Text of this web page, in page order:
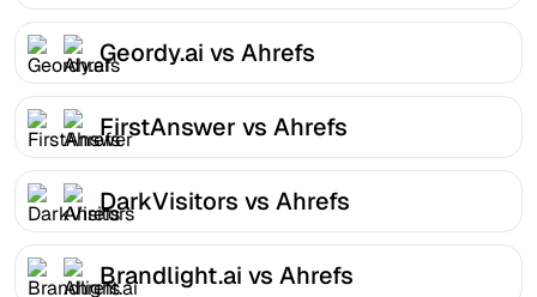
Geordy.ai vs Ahrefs
FirstAnswer vs Ahrefs
DarkVisitors vs Ahrefs
Brandlight.ai vs Ahrefs